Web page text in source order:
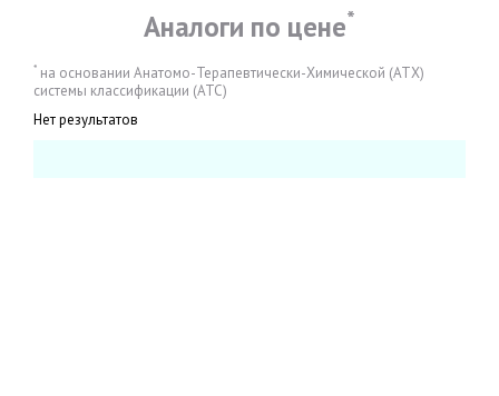
Аналоги по цене*
* на основании Анатомо-Терапевтически-Химической (АТХ)
системы классификации (АТС)
Нет результатов